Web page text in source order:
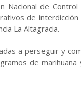
Nacional de
de
La Altagracia.
a perseguir y
de